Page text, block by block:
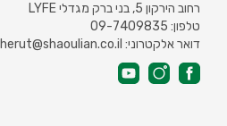
רחוב הירקון 5, בני ברק מגדלי LYFE
טלפון: 09-7409835
דואר אלקטרוני: sherut@shaoulian.co.il